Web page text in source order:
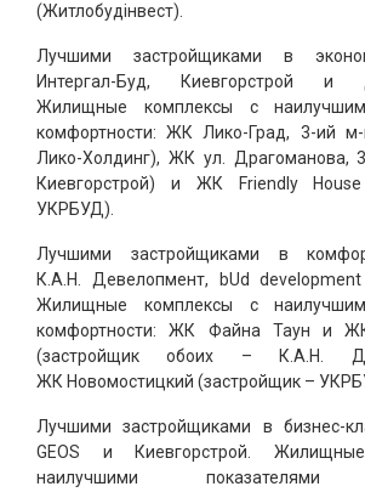
(Житлобудінвест).
Лучшими застройщиками в
Интергал-Буд, Киевгорстрой и
Жилищные комплексы с
комфортности: ЖК Лико-Град, 3-ий
Лико-Холдинг), ЖК ул. Драгоманова,
Киевгорстрой) и ЖК Friendly
УКРБУД).
Лучшими застройщиками в
К.А.Н. Девелопмент, bUd development
Жилищные комплексы с
комфортности: ЖК Файна Таун и
(застройщик обоих – К.А.Н.
ЖК Новомостицкий (застройщик –
Лучшими застройщиками в бизнес-
GEOS и Киевгорстрой.
наилучшими показателями